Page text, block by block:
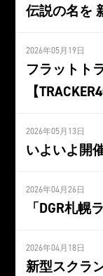
伝説の名を
2026年05月19日
フラットト
【
2026年05月13日
いよいよ開
2026年04月26日
「DGR札幌
2026年04月18日
新型スクラ